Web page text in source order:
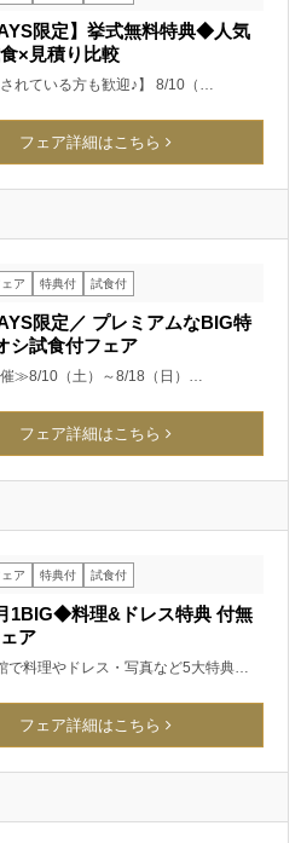
限定】挙式無料特典◆人気
×見積り比較
されている方も歓迎♪】 8/10（…
フェア詳細はこちら
ア 特典付 試食付
限定／ プレミアムなBIG特
シ試食付フェア
≫8/10（土）～8/18（日）…
フェア詳細はこちら
ア 特典付 試食付
1BIG◆料理&ドレス特典 付無
ア
で料理やドレス・写真など5大特典…
フェア詳細はこちら